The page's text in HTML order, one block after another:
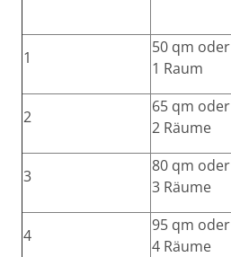
1
50 qm oder
1 Raum
2
65 qm oder
2 Räume
3
80 qm oder
3 Räume
4
95 qm oder
4 Räume